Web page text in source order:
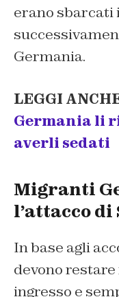
erano sbarcati
Germania.
LEGGI
Germania li
averli sedati
Migranti
l’attacco
In base agli
devono
ingresso e